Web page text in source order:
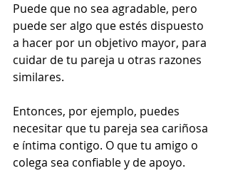
Puede que no sea agradable, pero
puede ser algo que estés dispuesto
a hacer por un objetivo mayor, para
cuidar de tu pareja u otras razones
similares.
Entonces, por ejemplo, puedes
necesitar que tu pareja sea cariñosa
e íntima contigo. O que tu amigo o
colega sea confiable y de apoyo.